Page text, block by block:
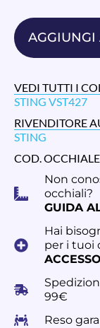
AGGIUNGI
VEDI TUTTI I
STING VST427
RIVENDITORE
STING
COD.
Non
occhiali?
GUIDA
Hai
per i tuoi
99€
Reso